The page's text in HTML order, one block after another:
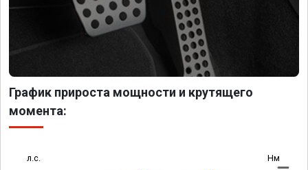
График прироста мощности и крутящего
момента:
л.с. Нм